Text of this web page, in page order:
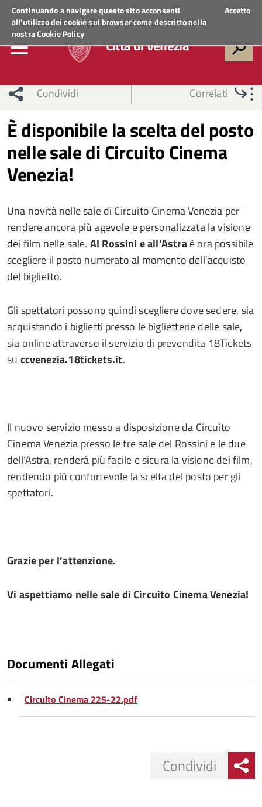
Continuando a navigare questo sito acconsenti
all'utilizzo dei cookie sul browser come descritto nella
nostraCookie Policy
Accetto
Regione VenetoACCEDI AI SERVIZI
Città di Venezia
Condividi Correlati
È disponibile la scelta del posto
nelle sale di Circuito Cinema
Venezia!
Una novità nelle sale di Circuito Cinema Venezia per
rendere ancora più agevole e personalizzata la visione
dei film nelle sale. Al Rossini e all’Astraè ora possibile
scegliere il posto numerato al momento dell’acquisto
del biglietto.
Gli spettatori possono quindi scegliere dove sedere, sia
acquistando i biglietti presso le biglietterie delle sale,
sia online attraverso il servizio di prevendita 18Tickets
su ccvenezia.18tickets.it.
Il nuovo servizio messo a disposizione da Circuito
Cinema Venezia presso le tre sale del Rossini e le due
dell’Astra, renderà più facile e sicura la visione dei film,
rendendo più confortevole la scelta del posto per gli
spettatori.
Grazie per l’attenzione.
Vi aspettiamo nelle sale di Circuito Cinema Venezia!
Documenti Allegati
Circuito Cinema 225-22.pdf
Condividi